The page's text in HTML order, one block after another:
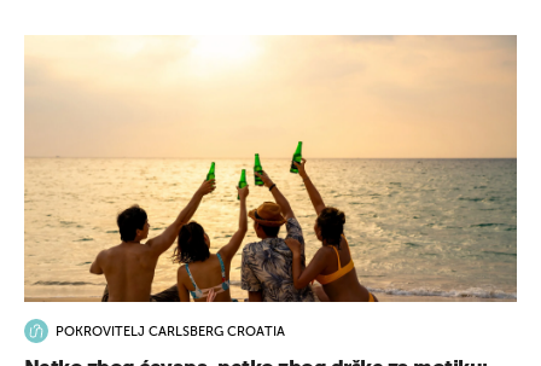
POKROVITELJ CARLSBERG CROATIA